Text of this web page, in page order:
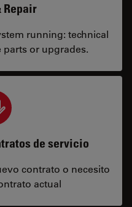
Repair
running: technical
parts or upgrades.
de servicio
contrato o necesito
actual